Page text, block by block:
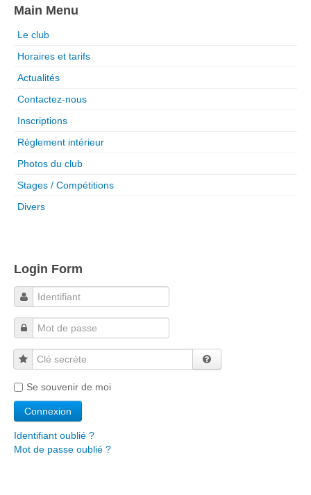
Main Menu
Le club
Horaires et tarifs
Actualités
Contactez-nous
Inscriptions
Réglement intérieur
Photos du club
Stages / Compétitions
Divers
Login Form
Clé secrète
Se souvenir de moi
Identifiant oublié ?
Mot de passe oublié ?